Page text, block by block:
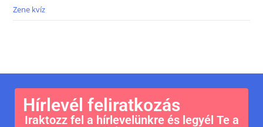
Zene kvíz
Hírlevél feliratkozás
Iraktozz fel a hírlevelünkre és legyél Te a